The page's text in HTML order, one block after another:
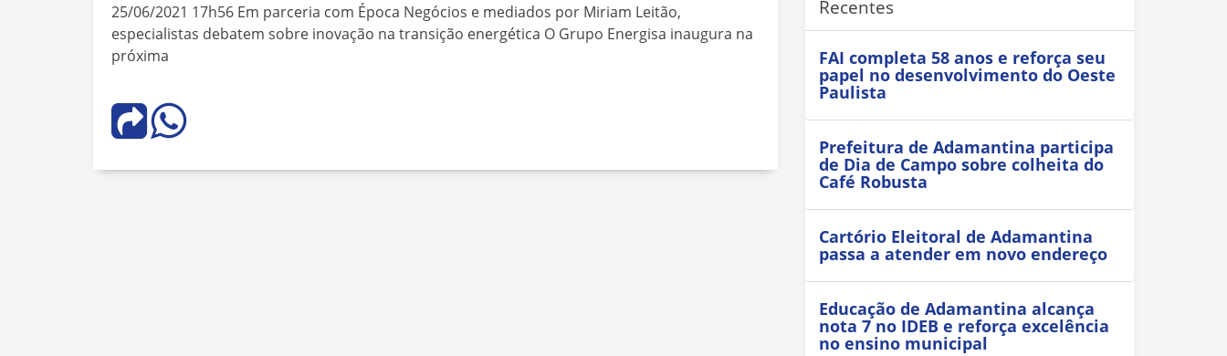
25/06/2021 17h56 Em parceria com Época Negócios e mediados por Miriam Leitão,
especialistas debatem sobre inovação na transição energética O Grupo Energisa inaugura na
próxima
Recentes
FAI completa 58 anos e reforça seu
papel no desenvolvimento do Oeste
Paulista
Prefeitura de Adamantina participa
de Dia de Campo sobre colheita do
Café Robusta
Cartório Eleitoral de Adamantina
passa a atender em novo endereço
Educação de Adamantina alcança
nota 7 no IDEB e reforça excelência
no ensino municipal